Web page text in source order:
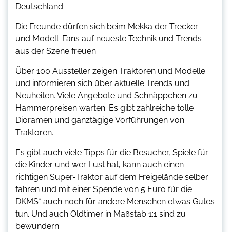
Deutschland.
Die Freunde dürfen sich beim Mekka der Trecker-
und Modell-Fans auf neueste Technik und Trends
aus der Szene freuen.
Über 100 Aussteller zeigen Traktoren und Modelle
und informieren sich über aktuelle Trends und
Neuheiten. Viele Angebote und Schnäppchen zu
Hammerpreisen warten. Es gibt zahlreiche tolle
Dioramen und ganztägige Vorführungen von
Traktoren.
Es gibt auch viele Tipps für die Besucher, Spiele für
die Kinder und wer Lust hat, kann auch einen
richtigen Super-Traktor auf dem Freigelände selber
fahren und mit einer Spende von 5 Euro für die
DKMS* auch noch für andere Menschen etwas Gutes
tun. Und auch Oldtimer in Maßstab 1:1 sind zu
bewundern.